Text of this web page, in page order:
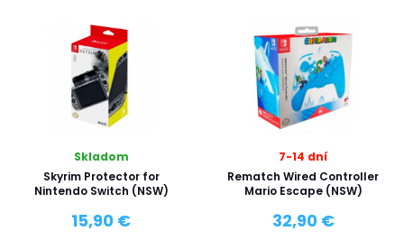
Skladom
Skyrim Protector for
Nintendo Switch (NSW)
15,90 €
7-14 dní
Rematch Wired Controller
Mario Escape (NSW)
32,90 €